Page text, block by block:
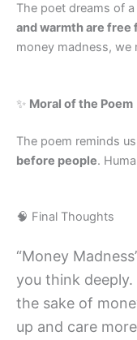
The poet dreams of
and warmth are free
money madness, we
✨ Moral of the Poem
The poem reminds
before people.
🧠 Final Thoughts
“Money
you think
the sake of
up and care